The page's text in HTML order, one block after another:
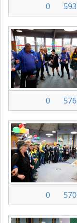
0 593
0 576
0 570